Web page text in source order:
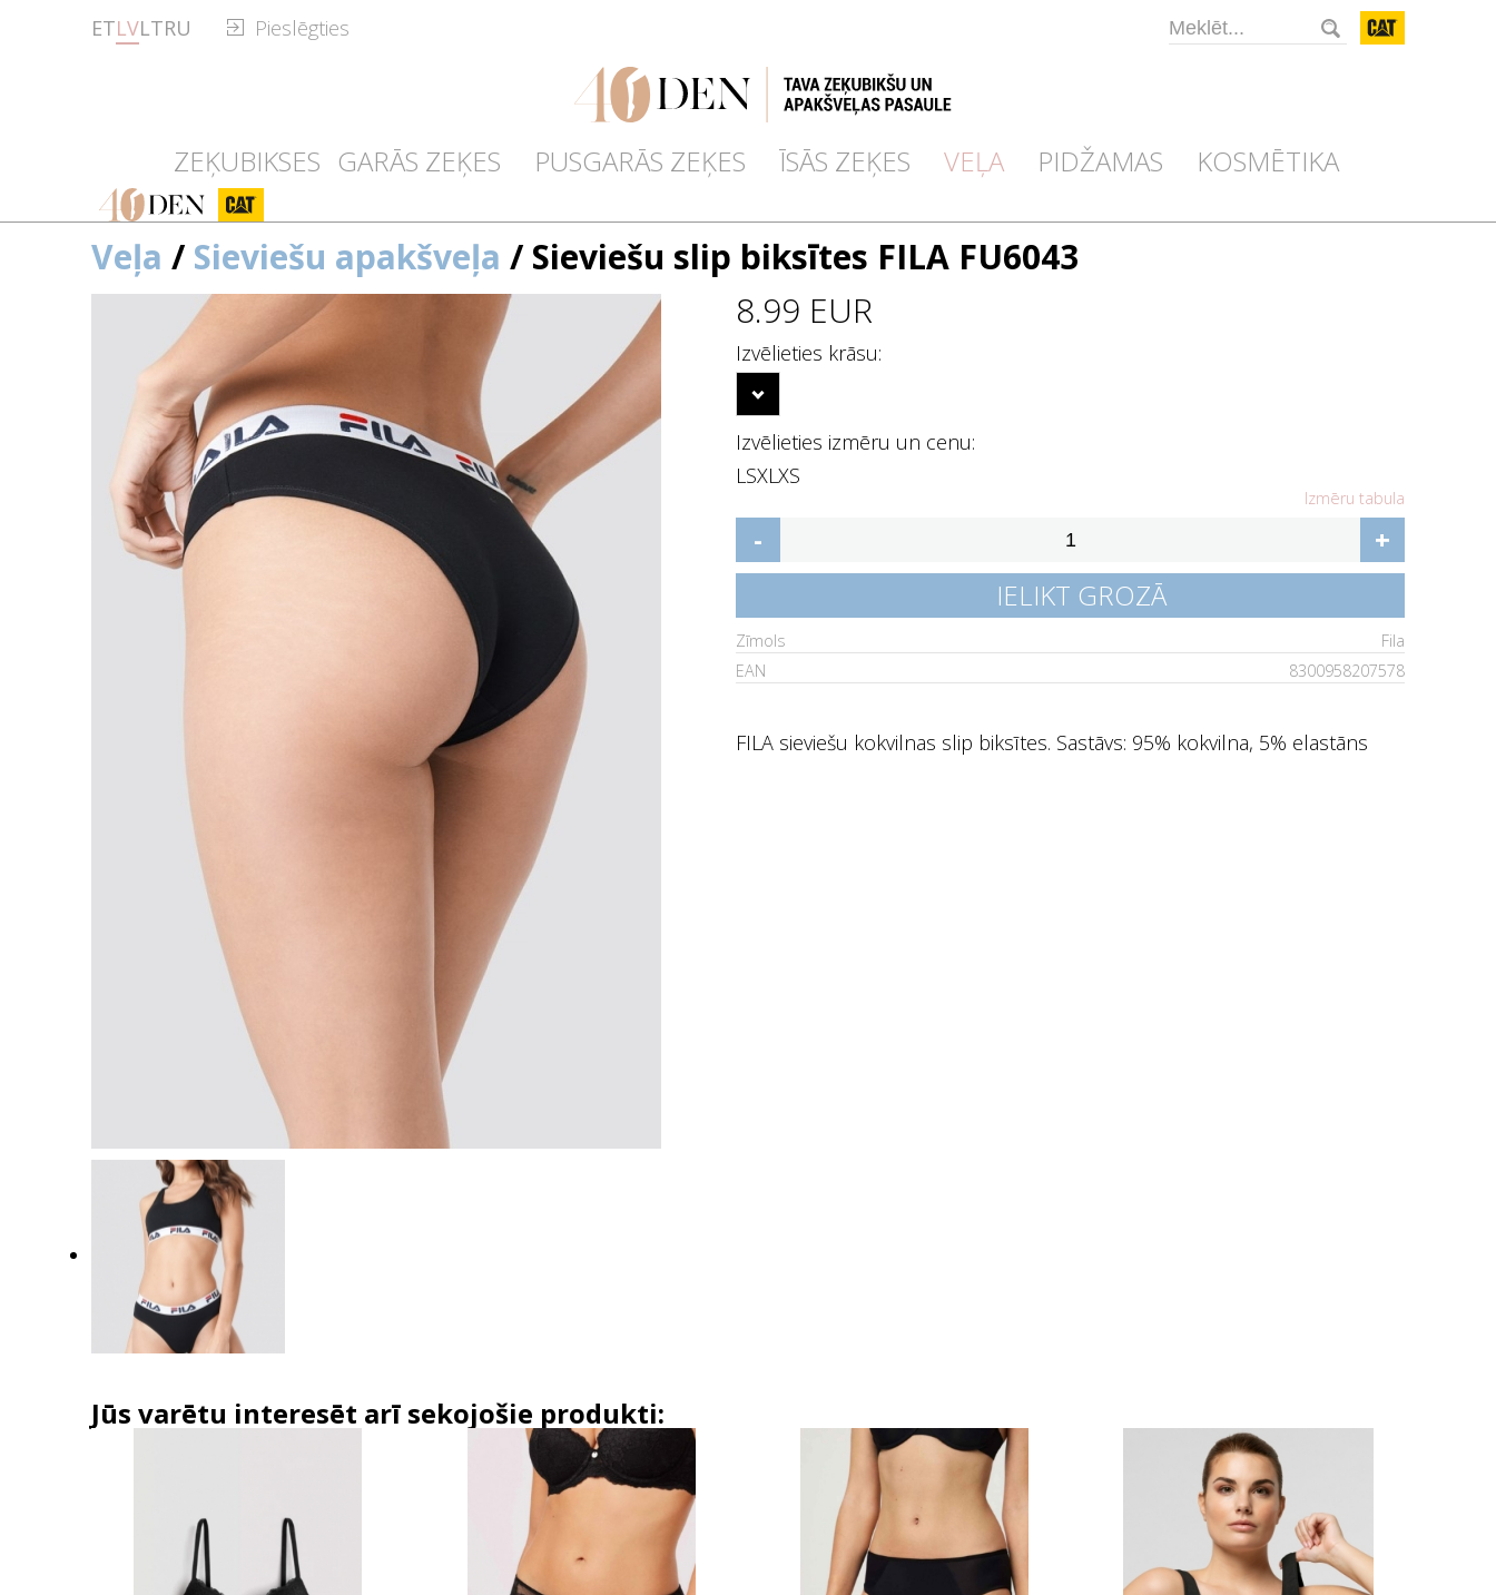
ETLVLTRU Pieslēgties
ZEĶUBIKSES GARĀS ZEĶES PUSGARĀS ZEĶES ĪSĀS ZEĶES VEĻA PIDŽAMAS KOSMĒTIKA
40den
Veļa / Sieviešu apakšveļa / Sieviešu slip biksītes FILA FU6043
8.99 EUR
Izvēlieties krāsu:
Izvēlieties izmēru un cenu:
LSXLXS
Izmēru tabula
-
+
IELIKT GROZĀ
Zīmols
Fila
EAN
8300958207578
FILA sieviešu kokvilnas slip biksītes. Sastāvs: 95% kokvilna, 5% elastāns
Jūs varētu interesēt arī sekojošie produkti: